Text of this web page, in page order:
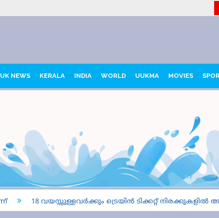
UK NEWS KERALA INDIA WORLD UUKMA MOVIES
18 വയസ്സുള്ളവർക്കും ട്രെയിൻ ടിക്കറ്റ് നിരക്കുകളിൽ